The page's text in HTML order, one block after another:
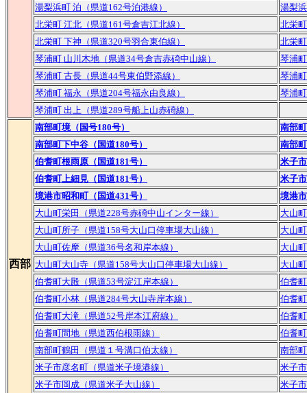
湯梨浜町 泊（県道162号泊港線）
湯梨
北栄町 江北（県道161号倉吉江北線）
北栄
北栄町 下神（県道320号羽合東伯線）
北栄
琴浦町 山川木地（県道34号倉吉赤碕中山線）
琴浦
琴浦町 古長（県道44号東伯野添線）
琴浦
琴浦町 福永（県道204号福永由良線）
琴浦
琴浦町 出上（県道289号船上山赤碕線）
西部
南部町境（国号180号）
南部
南部町下中谷（国道180号）
南部
伯耆町根雨原（国道181号）
米子
伯耆町上細見（国道181号）
米子
境港市昭和町（国道431号）
境港
大山町栄田（県道228号赤碕中山インター線）
大山
大山町所子（県道158号大山口停車場大山線）
大山
大山町佐摩（県道36号名和岸本線）
大山
大山町大山寺（県道158号大山口停車場大山線）
大山
伯耆町大殿（県道53号淀江岸本線）
伯耆
伯耆町小林（県道284号大山寺岸本線）
伯耆
伯耆町大滝（県道52号岸本江府線）
伯耆
伯耆町間地（県道西伯根雨線）
伯耆
南部町鶴田（県道１号溝口伯太線）
南部
米子市彦名町（県道米子境港線）
米子
米子市岡成（県道米子大山線）
米子